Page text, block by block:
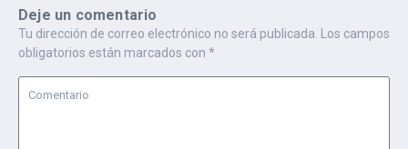
Deje un comentario
Tu dirección de correo electrónico no será publicada. Los campos
obligatorios están marcados con *